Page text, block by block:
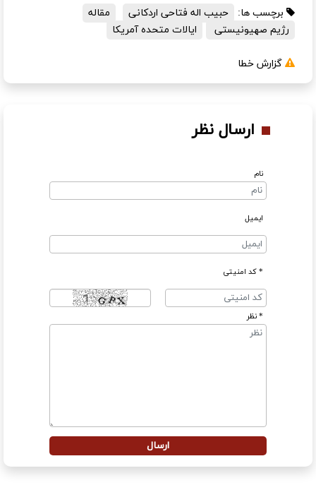
برچسب ها: حبیب اله فتاحی اردکانی
مقاله
رژیم صهیونیستی
ایالات متحده آمریکا
گزارش خطا
ارسال نظر
ایمیل
* کد امنیتی
* نظر